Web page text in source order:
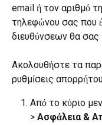
email ή τον αριθμό
τηλεφώνου σας που
διευθύνσεων θα
Ακολουθήστε τα
ρυθμίσεις
Από το κύριο
> Ασφάλεια &